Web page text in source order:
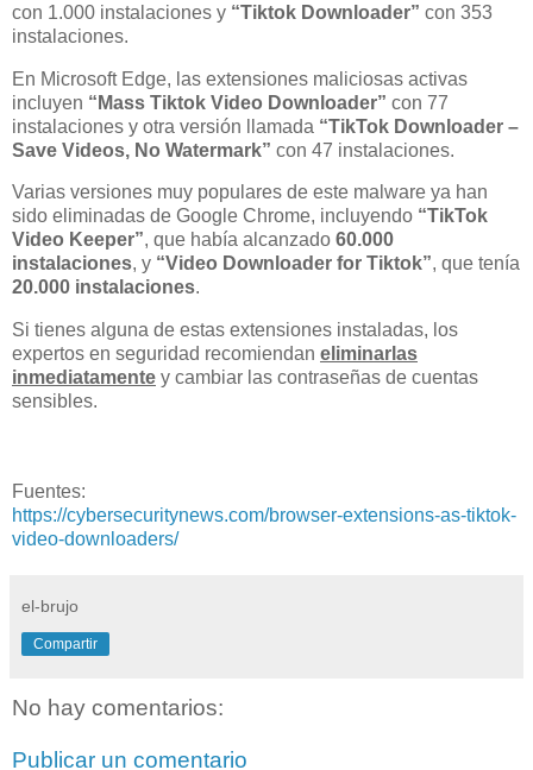
con 1.000 instalaciones y “Tiktok Downloader” con 353
instalaciones.
En Microsoft Edge, las extensiones maliciosas activas
incluyen “Mass Tiktok Video Downloader” con 77
instalaciones y otra versión llamada “TikTok Downloader –
Save Videos, No Watermark” con 47 instalaciones.
Varias versiones muy populares de este malware ya han
sido eliminadas de Google Chrome, incluyendo “TikTok
Video Keeper”, que había alcanzado 60.000
instalaciones, y “Video Downloader for Tiktok”, que tenía
20.000 instalaciones.
Si tienes alguna de estas extensiones instaladas, los
expertos en seguridad recomiendan eliminarlas
inmediatamente y cambiar las contraseñas de cuentas
sensibles.
Fuentes:
https://cybersecuritynews.com/browser-extensions-as-tiktok-
video-downloaders/
el-brujo
Compartir
No hay comentarios:
Publicar un comentario